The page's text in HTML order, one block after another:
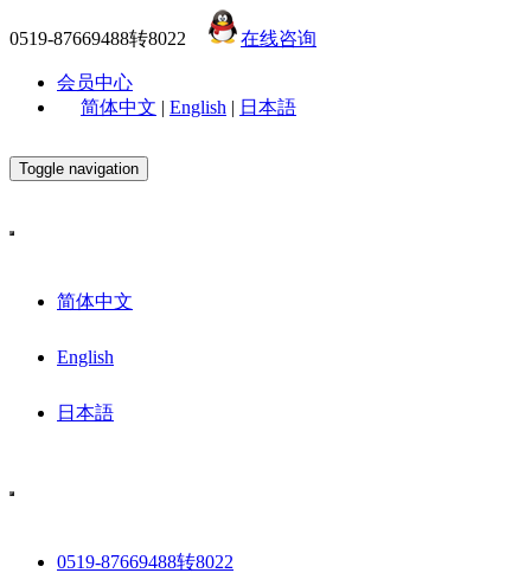
0519-87669488转8022 在线咨询
会员中心
简体中文 | English | 日本語
Toggle navigation
简体中文
English
日本語
0519-87669488转8022